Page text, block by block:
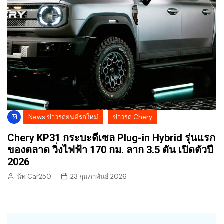
News ข่าวรถยนต์รถใหม่ ข่าวรถ Chery
Chery KP31 กระบะดีเซล Plug-in Hybrid รุ่นแรก
ของตลาด วิ่งไฟฟ้า 170 กม. ลาก 3.5 ตัน เปิดตัวปี
2026
นัท Car250 23 กุมภาพันธ์ 2026